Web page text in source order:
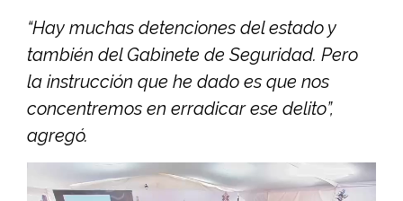
“Hay muchas detenciones del estado y
también del Gabinete de Seguridad. Pero
la instrucción que he dado es que nos
concentremos en erradicar ese delito”,
agregó.